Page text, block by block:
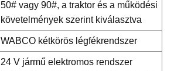
50# vagy 90#, a traktor és a működési
követelmények szerint kiválasztva
WABCO kétkörös légfékrendszer
24 V jármű elektromos rendszer